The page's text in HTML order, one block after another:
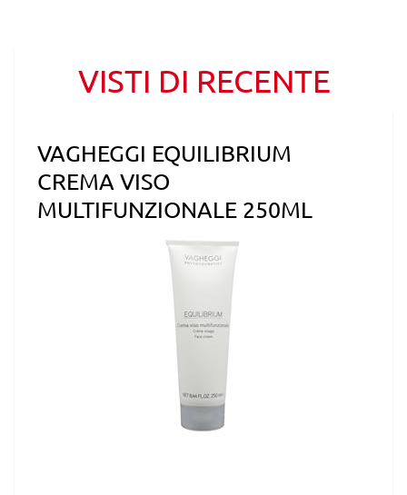
VISTI DI RECENTE
VAGHEGGI EQUILIBRIUM
CREMA VISO
MULTIFUNZIONALE 250ML